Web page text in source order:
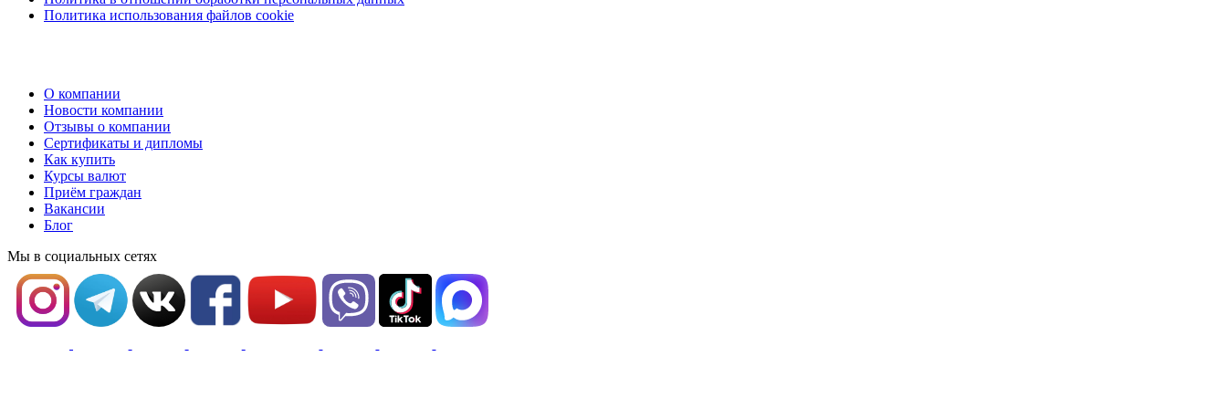
Политика использования файлов cookie
О компании
Новости компании
Отзывы о компании
Сертификаты и дипломы
Как купить
Курсы валют
Приём граждан
Вакансии
Блог
Мы в социальных сетях